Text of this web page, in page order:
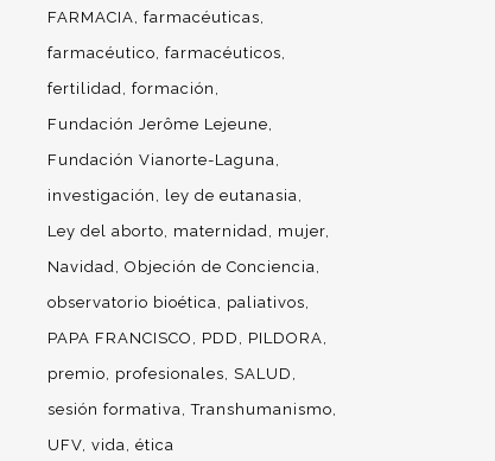
FARMACIA farmacéuticas
farmacéutico farmacéuticos
fertilidad formación
Fundación Jerôme Lejeune
Fundación Vianorte-Laguna
investigación
ley de eutanasia
Ley del aborto
maternidad
mujer
Navidad Objeción de Conciencia
observatorio bioética
paliativos
PAPA FRANCISCO
PDD
PILDORA
premio
profesionales
SALUD
sesión formativa Transhumanismo
UFV vida ética